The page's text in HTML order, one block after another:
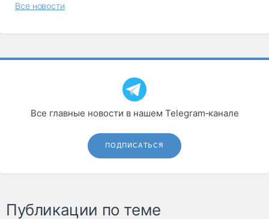
Все новости
Все главные новости в нашем Telegram‑канале
ПОДПИСАТЬСЯ
Публикации по теме